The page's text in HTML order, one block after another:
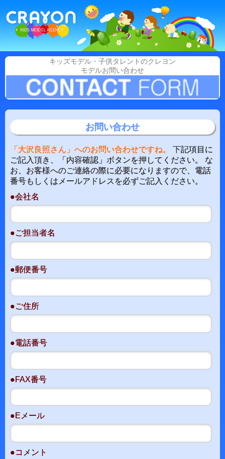
キッズモデル・子供タレントのクレヨン
モデルお問い合わせ
お問い合わせ
「大沢良照さん」へのお問い合わせですね。
下記項目に
ご記入頂き、「内容確認」ボタンを押してください。 な
お、お客様へのご連絡の際に必要になりますので、電話
番号もしくはメールアドレスを必ずご記入ください。
●会社名
●ご担当者名
●郵便番号
●ご住所
●電話番号
●FAX番号
●Eメール
●コメント